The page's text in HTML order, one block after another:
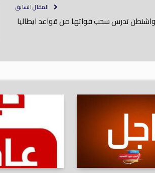
المقال السابق
تدرس سحب قواتها من قواعد ايطاليا